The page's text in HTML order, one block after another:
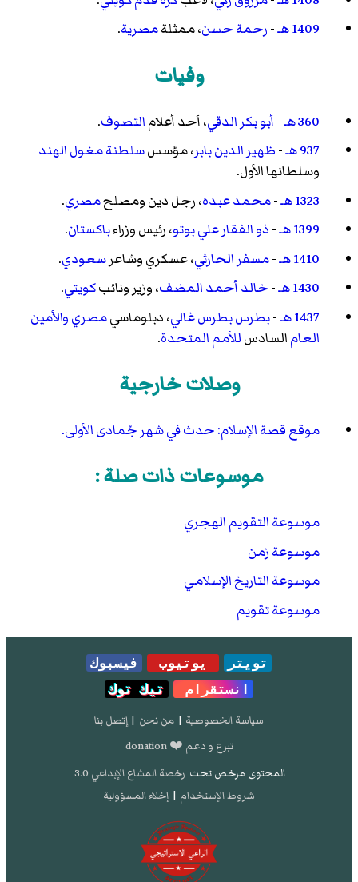
1409 هـ
-رحمة حسن، ممثلةمصرية.
وفيات
360 هـ -أبو بكر الدقي، أحد أعلامالتصوف.
937 هـ
-ظهير الدين بابر، مؤسسسلطنة مغول الهند
وسلطانها الأول.
1323 هـ
-محمد عبده، رجل دين ومصلحمصري.
1399 هـ
-ذو الفقار علي بوتو، رئيس وزراءباكستان.
1410 هـ
-مسفر الحارثي، عسكري وشاعرسعودي.
1430 هـ
-خالد أحمد المضف، وزير ونائبكويتي.
1437 هـ
-بطرس بطرس غالي، دبلوماسيمصريوالأمين
العامالسادسللأمم المتحدة.
وصلات خارجية
موقع قصة الإسلام: حدث في شهر جُمادى الأولى.
موسوعات ذات صلة :
موسوعة التقويم الهجري
موسوعة زمن
موسوعة التاريخ الإسلامي
موسوعة تقويم
تويتر يوتيوب
فيسبوك
انستقرام
تيك توك
سياسة الخصوصية | من نحن | إتصل بنا
تبرع و دعم ❤️ donation
المحتوى مرخص تحت رخصة المشاع الإبداعي 3.0
شروط الإستخدام | إخلاء المسؤولية